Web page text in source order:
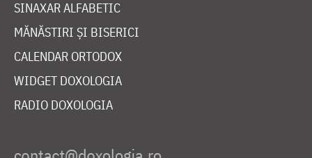
SINAXAR ALFABETIC
MĂNĂSTIRI ȘI BISERICI
CALENDAR ORTODOX
WIDGET DOXOLOGIA
RADIO DOXOLOGIA